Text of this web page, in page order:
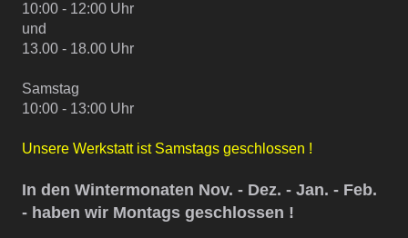
10:00 - 12:00 Uhr
und
13.00 - 18.00 Uhr
Samstag
10:00 - 13:00 Uhr
Unsere Werkstatt ist Samstags geschlossen !
In den Wintermonaten Nov. - Dez. - Jan. - Feb.
- haben wir Montags geschlossen !